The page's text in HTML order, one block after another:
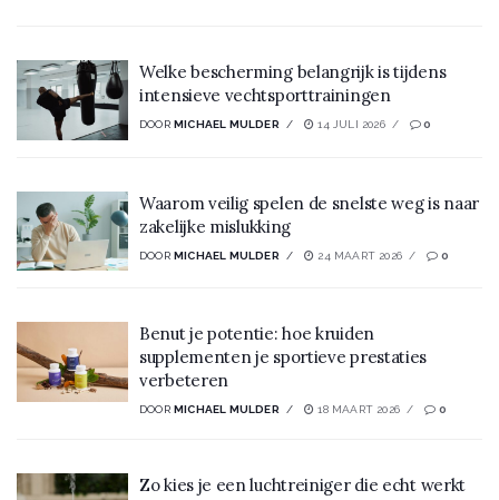
Welke bescherming belangrijk is tijdens
intensieve vechtsporttrainingen
DOOR MICHAEL MULDER 14 JULI 2026 0
Waarom veilig spelen de snelste weg is naar
zakelijke mislukking
DOOR MICHAEL MULDER 24 MAART 2026 0
Benut je potentie: hoe kruiden
supplementen je sportieve prestaties
verbeteren
DOOR MICHAEL MULDER 18 MAART 2026 0
Zo kies je een luchtreiniger die echt werkt